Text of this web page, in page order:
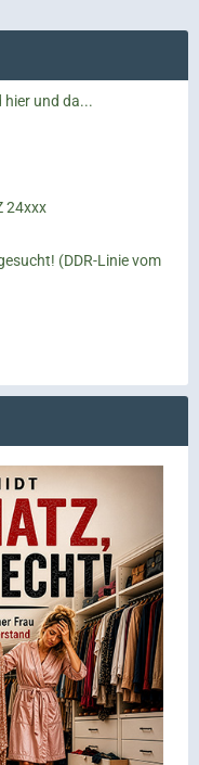
hier und da...
24xxx
(DDR-Linie vom